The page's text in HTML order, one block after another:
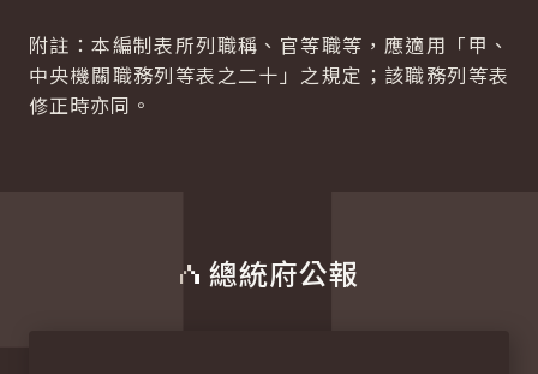
附註：本編制表所列職稱、官等職等，應適用「甲、
中央機關職務列等表之二十」之規定；該職務列等表
修正時亦同。
總統府公報